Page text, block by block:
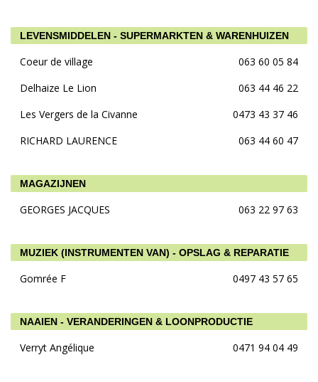
LEVENSMIDDELEN - SUPERMARKTEN & WARENHUIZEN
Coeur de village
063 60 05 84
Delhaize Le Lion
063 44 46 22
Les Vergers de la Civanne
0473 43 37 46
RICHARD LAURENCE
063 44 60 47
MAGAZIJNEN
GEORGES JACQUES 063 22 97 63
MUZIEK (INSTRUMENTEN VAN) - OPSLAG & REPARATIE
Gomrée F 0497 43 57 65
NAAIEN - VERANDERINGEN & LOONPRODUCTIE
Verryt Angélique 0471 94 04 49